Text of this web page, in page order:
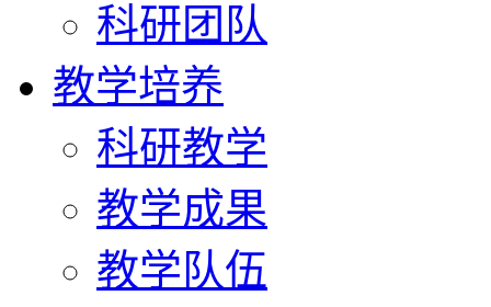
科研团队
教学培养
科研教学
教学成果
教学队伍